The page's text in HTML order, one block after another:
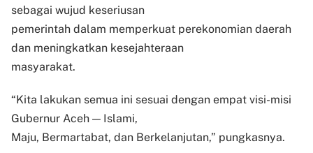
sebagai wujud keseriusan
pemerintah dalam memperkuat perekonomian daerah
dan meningkatkan kesejahteraan
masyarakat.
“Kita lakukan semua ini sesuai dengan empat visi-misi
Gubernur Aceh — Islami,
Maju, Bermartabat, dan Berkelanjutan,” pungkasnya.